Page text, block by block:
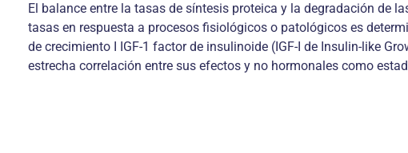
El balance entre la tasas de síntesis proteica y la degradación de
tasas en respuesta a procesos fisiológicos o patológicos es
de crecimiento I IGF-1 factor de insulinoide (IGF-I de Insulin-like
estrecha correlación entre sus efectos y no hormonales como